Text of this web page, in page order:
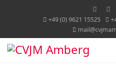
+49 (0) 9621 15525